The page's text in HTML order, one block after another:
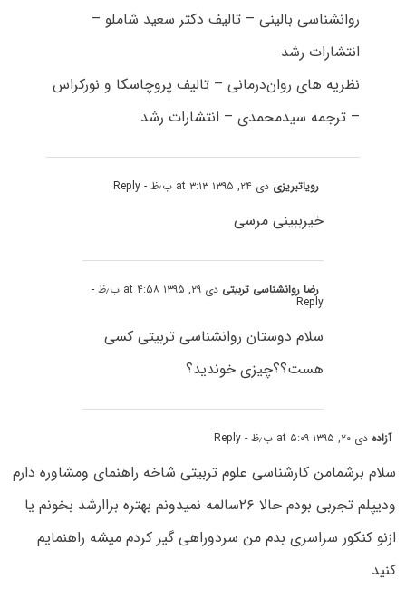
روانشناسی بالینی – تالیف دکتر سعید شاملو –
انتشارات رشد
نظریه های روان‌درمانی – تالیف پروچاسکا و نورکراس
– ترجمه سیدمحمدی – انتشارات رشد
رویاتبریزی دی ۲۴, ۱۳۹۵ at ۳:۱۳ ب٫ظ - Reply
خیرببینی مرسی
رضا روانشناسی تربیتی دی ۲۹, ۱۳۹۵ at ۴:۵۸ ب٫ظ -
Reply
سلام دوستان روانشناسی تربیتی کسی
هست؟؟چیزی خوندید؟
آزاده دی ۲۰, ۱۳۹۵ at ۵:۰۹ ب٫ظ - Reply
سلام برشمامن کارشناسی علوم تربیتی شاخه راهنمای ومشاوره دارم
ودیپلم تجربی بودم حالا ۲۶سالمه نمیدونم بهتره براارشد بخونم یا
ازنو کنکور سراسری بدم من سردوراهی گیر کردم میشه راهنمایم
کنید